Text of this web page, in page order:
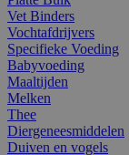
Vet Binders
Vochtafdrijvers
Specifieke Voeding
Babyvoeding
Maaltijden
Melken
Thee
Diergeneesmiddelen
Duiven en vogels